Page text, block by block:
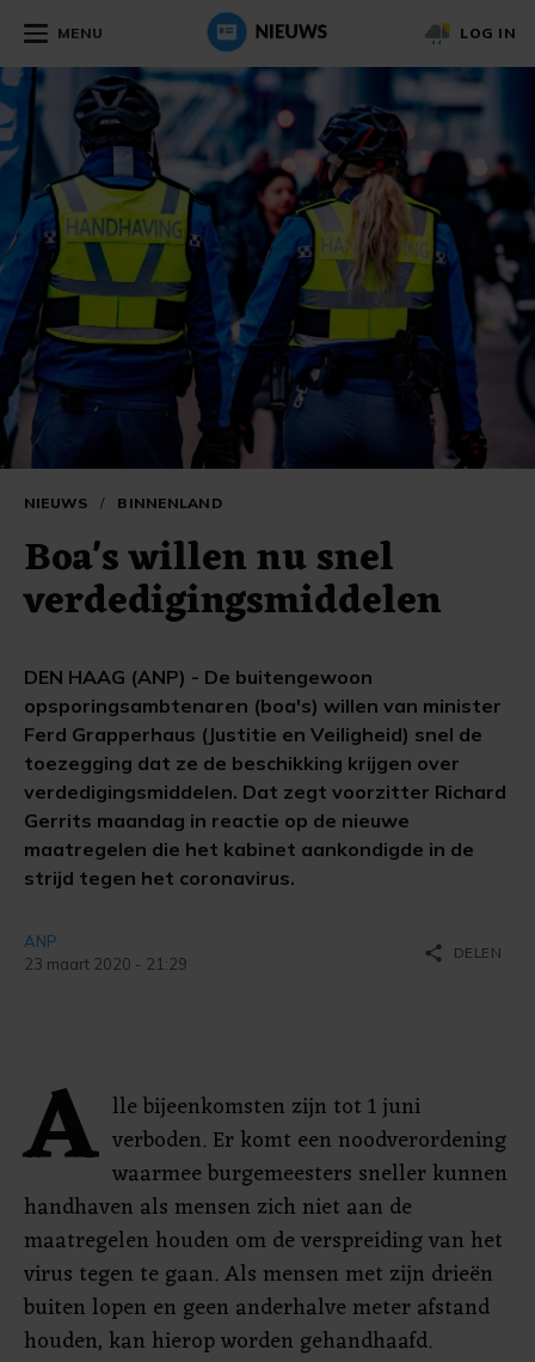
MENU LOG IN
NIEUWS / BINNENLAND
Boa's willen nu snel
verdedigingsmiddelen
DEN HAAG (ANP) - De buitengewoon
opsporingsambtenaren (boa's) willen van minister
Ferd Grapperhaus (Justitie en Veiligheid) snel de
toezegging dat ze de beschikking krijgen over
verdedigingsmiddelen. Dat zegt voorzitter Richard
Gerrits maandag in reactie op de nieuwe
maatregelen die het kabinet aankondigde in de
strijd tegen het coronavirus.
ANP
23 maart 2020 - 21:29
share DELEN
A lle bijeenkomsten zijn tot 1 juni
verboden. Er komt een noodverordening
waarmee burgemeesters sneller kunnen
handhaven als mensen zich niet aan de
maatregelen houden om de verspreiding van het
virus tegen te gaan. Als mensen met zijn drieën
buiten lopen en geen anderhalve meter afstand
houden, kan hierop worden gehandhaafd.